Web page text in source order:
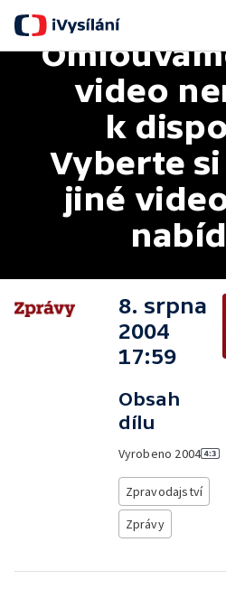
video
k
Vyberte
jiné
8. srpna
2004
17:59
Obsah
dílu
Vyrobeno 2004
Zpravodajství
Zprávy